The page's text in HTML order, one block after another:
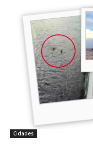
Cidades